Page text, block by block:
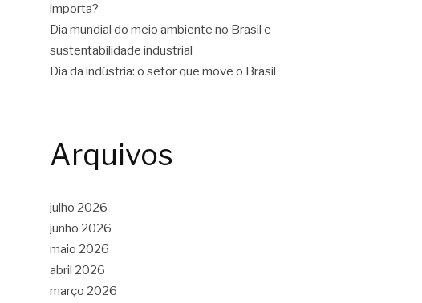
importa?
Dia mundial do meio ambiente no Brasil e
sustentabilidade industrial
Dia da indústria: o setor que move o Brasil
Arquivos
julho 2026
junho 2026
maio 2026
abril 2026
março 2026